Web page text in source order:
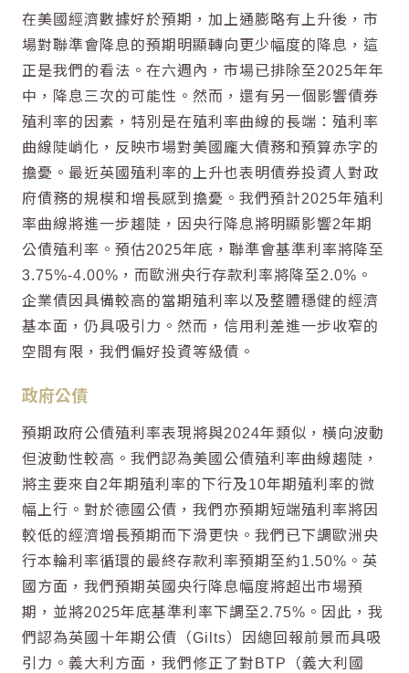
在美國經濟數據好於預期，加上通膨略有上升後，市
場對聯準會降息的預期明顯轉向更少幅度的降息，這
正是我們的看法。在六週內，市場已排除至2025年年
中，降息三次的可能性。然而，還有另一個影響債券
殖利率的因素，特別是在殖利率曲線的長端：殖利率
曲線陡峭化，反映市場對美國龐大債務和預算赤字的
擔憂。最近英國殖利率的上升也表明債券投資人對政
府債務的規模和增長感到擔憂。我們預計2025年殖利
率曲線將進一步趨陡，因央行降息將明顯影響2年期
公債殖利率。預估2025年底，聯準會基準利率將降至
3.75%-4.00%，而歐洲央行存款利率將降至2.0%。
企業債因具備較高的當期殖利率以及整體穩健的經濟
基本面，仍具吸引力。然而，信用利差進一步收窄的
空間有限，我們偏好投資等級債。
政府公債
預期政府公債殖利率表現將與2024年類似，橫向波動
但波動性較高。我們認為美國公債殖利率曲線趨陡，
將主要來自2年期殖利率的下行及10年期殖利率的微
幅上行。對於德國公債，我們亦預期短端殖利率將因
較低的經濟增長預期而下滑更快。我們已下調歐洲央
行本輪利率循環的最終存款利率預期至約1.50%。英
國方面，我們預期英國央行降息幅度將超出市場預
期，並將2025年底基準利率下調至2.75%。因此，我
們認為英國十年期公債（Gilts）因總回報前景而具吸
引力。義大利方面，我們修正了對BTP（義大利國